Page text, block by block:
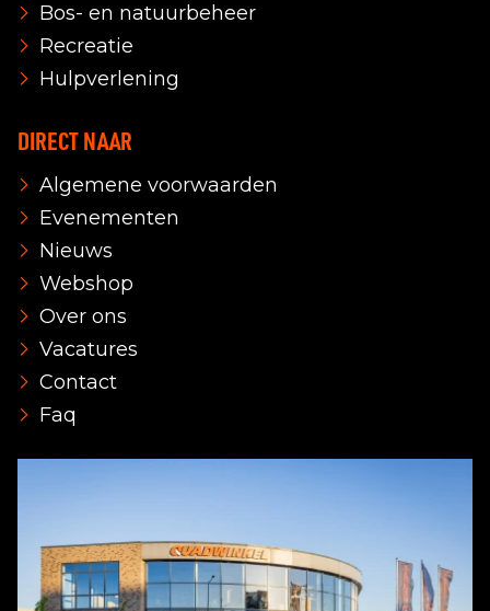
Bos- en natuurbeheer
Recreatie
Hulpverlening
DIRECT NAAR
Algemene voorwaarden
Evenementen
Nieuws
Webshop
Over ons
Vacatures
Contact
Faq